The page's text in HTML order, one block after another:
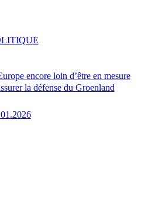
encore loin d’être en mesure
la défense du Groenland